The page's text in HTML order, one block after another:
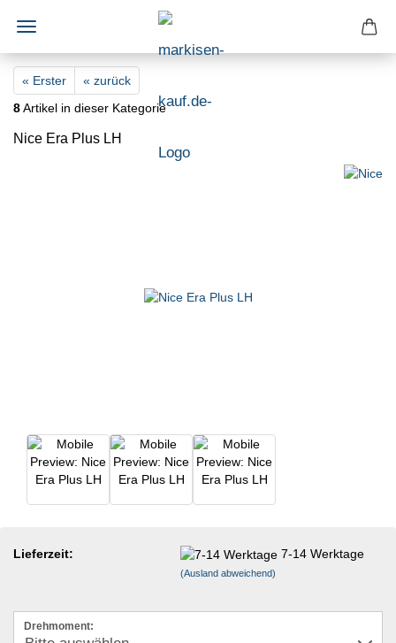
« Erster
« zurück
8Artikel in dieser Kategorie
Nice Era Plus LH
Lieferzeit: 7-14 Werktage
(Ausland abweichend)
Drehmoment: